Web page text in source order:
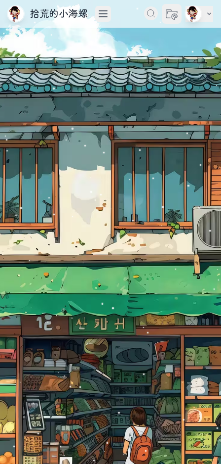
拾荒的小海螺 切换主题